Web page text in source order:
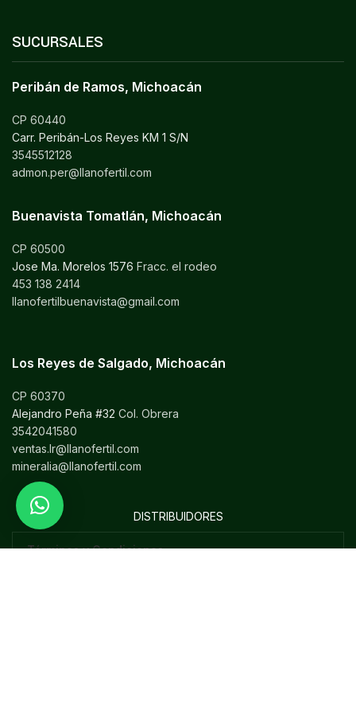
SUCURSALES
Peribán de Ramos, Michoacán
CP 60440
Carr. Peribán-Los Reyes KM 1 S/N
3545512128
admon.per@llanofertil.com
Buenavista Tomatlán, Michoacán
CP 60500
Jose Ma. Morelos 1576 Fracc. el rodeo
453 138 2414
llanofertilbuenavista@gmail.com
Los Reyes de Salgado, Michoacán
CP 60370
Alejandro Peña #32 Col. Obrera
3542041580
ventas.lr@llanofertil.com
mineralia@llanofertil.com
DISTRIBUIDORES
Términos y Condiciones